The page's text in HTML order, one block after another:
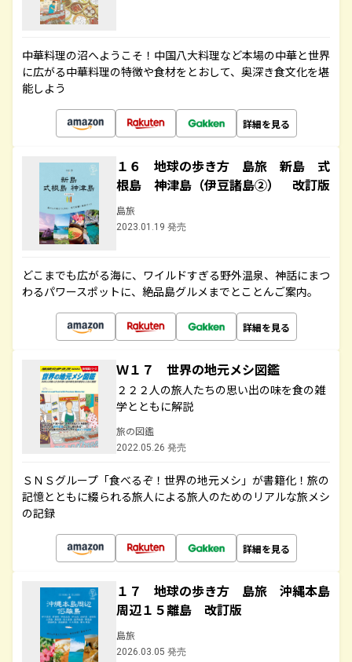
中華料理の沼へようこそ！中国八大料理など本場の中華と世界
に広がる中華料理の特徴や食材をとおして、奥深き食文化を堪
能しよう
詳細を見る
１６ 地球の歩き方 島旅 新島 式
根島 神津島（伊豆諸島②） 改訂版
島旅
2023.01.19 発売
どこまでも広がる海に、ワイルドすぎる野外温泉、神話にまつ
わるパワースポットに、絶品島グルメまでとことんご案内。
詳細を見る
Ｗ１７ 世界の地元メシ図鑑
２２２人の旅人たちの思い出の味を食の雑
学とともに解説
旅の図鑑
2022.05.26 発売
ＳＮＳグループ「食べるぞ！世界の地元メシ」が書籍化！旅の
記憶とともに綴られる旅人による旅人のためのリアルな旅メシ
の記録
詳細を見る
１７ 地球の歩き方 島旅 沖縄本島
周辺１５離島 改訂版
島旅
2026.03.05 発売